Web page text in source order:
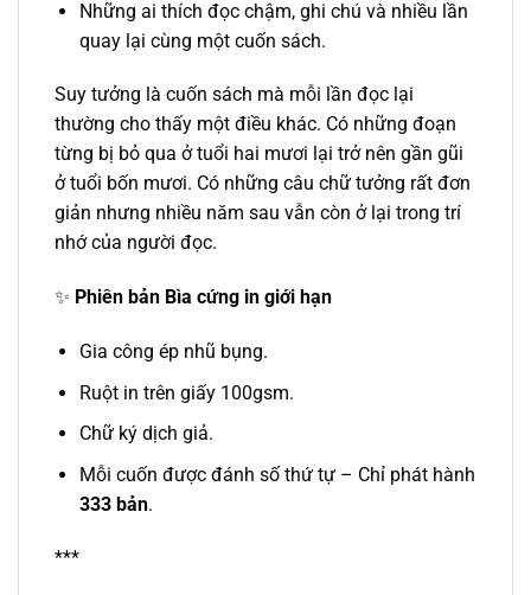
Những ai thích đọc chậm, ghi chú và nhiều lần
quay lại cùng một cuốn sách.
Suy tưởng là cuốn sách mà mỗi lần đọc lại
thường cho thấy một điều khác. Có những đoạn
từng bị bỏ qua ở tuổi hai mươi lại trở nên gần gũi
ở tuổi bốn mươi. Có những câu chữ tưởng rất đơn
giản nhưng nhiều năm sau vẫn còn ở lại trong trí
nhớ của người đọc.
✨ Phiên bản Bìa cứng in giới hạn
Gia công ép nhũ bụng.
Ruột in trên giấy 100gsm.
Chữ ký dịch giả.
Mỗi cuốn được đánh số thứ tự – Chỉ phát hành
333 bản.
***